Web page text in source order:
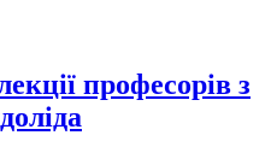
професорів з